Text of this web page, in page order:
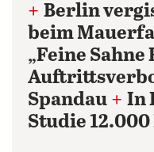
+ Berlin
beim
„Feine
Spandau + In
Studie